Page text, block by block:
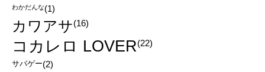
わかだんな(1)
カワアサ(16)
コカレロ LOVER(22)
サバゲー(2)